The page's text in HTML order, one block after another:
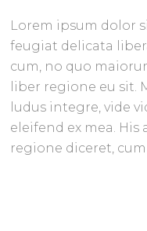
Lorem ipsum dolor
feugiat delicata
cum, no quo
liber regione eu sit.
ludus integre, vide
eleifend ex mea. His
regione diceret, cum